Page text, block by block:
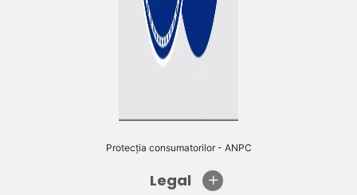
Protecția consumatorilor - ANPC
Legal